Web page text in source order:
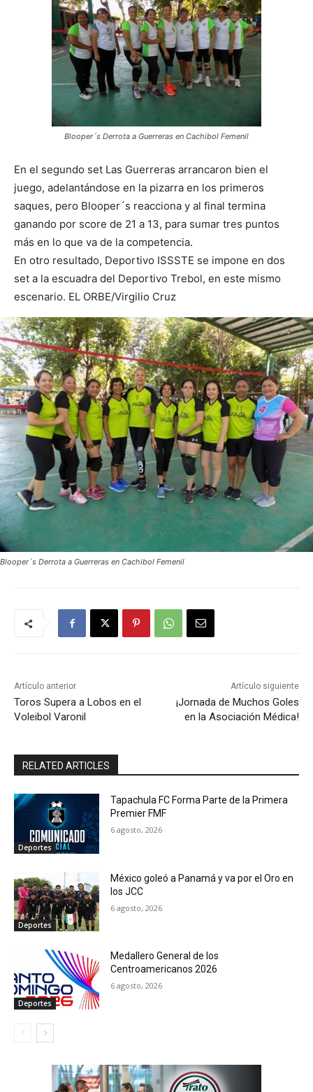
Blooper´s Derrota a Guerreras en Cachibol Femenil
En el segundo set Las Guerreras arrancaron bien el
juego, adelantándose en la pizarra en los primeros
saques, pero Blooper´s reacciona y al final termina
ganando por score de 21 a 13, para sumar tres puntos
más en lo que va de la competencia.
En otro resultado, Deportivo ISSSTE se impone en dos
set a la escuadra del Deportivo Trebol, en este mismo
escenario. EL ORBE/Virgilio Cruz
Blooper´s Derrota a Guerreras en Cachibol Femenil
Artículo anterior
Toros Supera a Lobos en el
Voleibol Varonil
Artículo siguiente
¡Jornada de Muchos Goles
en la Asociación Médica!
RELATED ARTICLES
Deportes
Tapachula FC Forma Parte de la Primera
Premier FMF
6 agosto, 2026
Deportes
México goleó a Panamá y va por el Oro en
los JCC
6 agosto, 2026
Deportes
Medallero General de los
Centroamericanos 2026
6 agosto, 2026